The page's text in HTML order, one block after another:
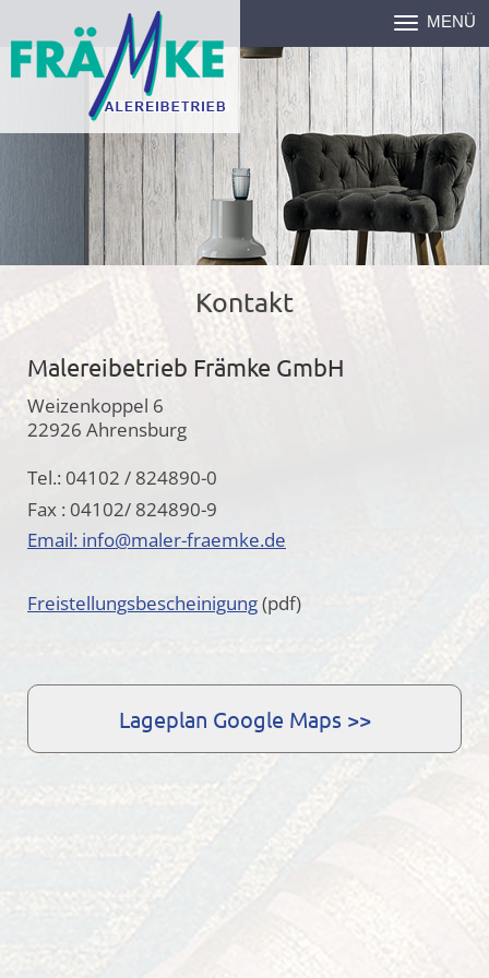
Toggle
navigation
MENÜ
Kontakt
Malereibetrieb Främke GmbH
Weizenkoppel 6
22926 Ahrensburg
Tel.: 04102 / 824890-0
Fax : 04102/ 824890-9
Email: info@maler-fraemke.de
Freistellungsbescheinigung(pdf)
Lageplan Google Maps >>